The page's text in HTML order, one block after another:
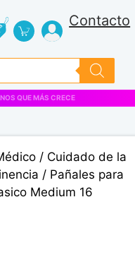
Contacto
/ Cuidado de la
/ Pañales para
Medium 16